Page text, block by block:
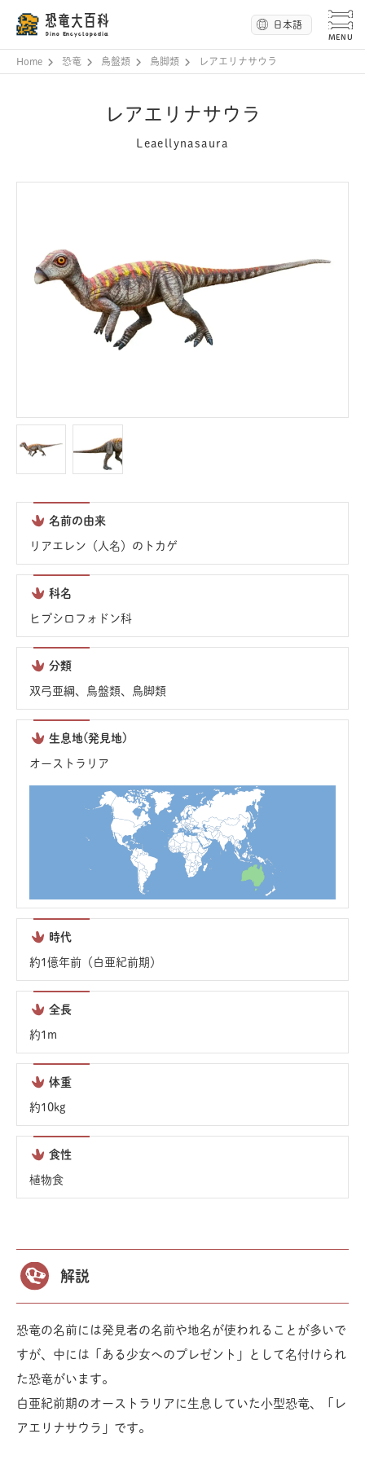
恐竜大百科
Dino Encyclopedia
日本語
Home 恐竜 鳥盤類 鳥脚類 レアエリナサウラ
レアエリナサウラ
Leaellynasaura
名前の由来
リアエレン（人名）のトカゲ
科名
ヒプシロフォドン科
分類
双弓亜綱、鳥盤類、鳥脚類
生息地(発見地)
オーストラリア
時代
約1億年前（白亜紀前期）
全長
約1m
体重
約10kg
食性
植物食
解説
恐竜の名前には発見者の名前や地名が使われることが多いで
すが、中には「ある少女へのプレゼント」として名付けられ
た恐竜がいます。
白亜紀前期のオーストラリアに生息していた小型恐竜、「レ
アエリナサウラ」です。